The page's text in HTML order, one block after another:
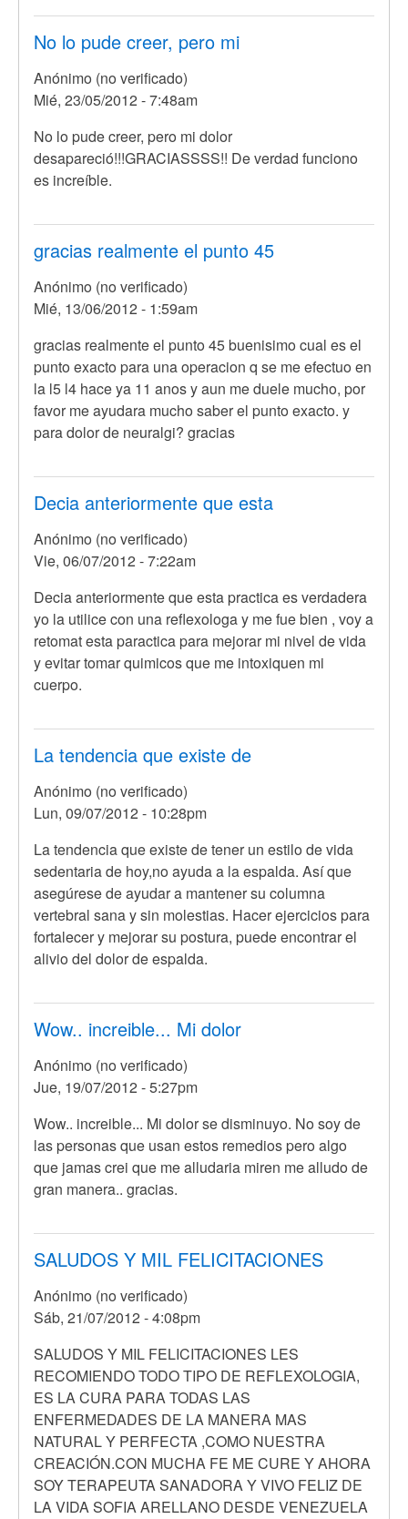
si
será
de
por
(no
verificado)
No lo pude creer, pero mi
Anónimo (no verificado)
Mié, 23/05/2012 - 7:48am
No lo pude creer, pero mi dolor
desapareció!!!GRACIASSSS!! De verdad funciono
es increíble.
gracias realmente el punto 45
Anónimo (no verificado)
Mié, 13/06/2012 - 1:59am
gracias realmente el punto 45 buenisimo cual es el
punto exacto para una operacion q se me efectuo en
la l5 l4 hace ya 11 anos y aun me duele mucho, por
favor me ayudara mucho saber el punto exacto. y
para dolor de neuralgi? gracias
Decia anteriormente que esta
Anónimo (no verificado)
Vie, 06/07/2012 - 7:22am
Decia anteriormente que esta practica es verdadera
yo la utilice con una reflexologa y me fue bien , voy a
retomat esta paractica para mejorar mi nivel de vida
y evitar tomar quimicos que me intoxiquen mi
cuerpo.
La tendencia que existe de
Anónimo (no verificado)
Lun, 09/07/2012 - 10:28pm
La tendencia que existe de tener un estilo de vida
sedentaria de hoy,no ayuda a la espalda. Así que
asegúrese de ayudar a mantener su columna
vertebral sana y sin molestias. Hacer ejercicios para
fortalecer y mejorar su postura, puede encontrar el
alivio del dolor de espalda.
Wow.. increible... Mi dolor
Anónimo (no verificado)
Jue, 19/07/2012 - 5:27pm
Wow.. increible... Mi dolor se disminuyo. No soy de
las personas que usan estos remedios pero algo
que jamas crei que me alludaria miren me alludo de
gran manera.. gracias.
SALUDOS Y MIL FELICITACIONES
Anónimo (no verificado)
Sáb, 21/07/2012 - 4:08pm
SALUDOS Y MIL FELICITACIONES LES
RECOMIENDO TODO TIPO DE REFLEXOLOGIA,
ES LA CURA PARA TODAS LAS
ENFERMEDADES DE LA MANERA MAS
NATURAL Y PERFECTA ,COMO NUESTRA
CREACIÓN.CON MUCHA FE ME CURE Y AHORA
SOY TERAPEUTA SANADORA Y VIVO FELIZ DE
LA VIDA SOFIA ARELLANO DESDE VENEZUELA